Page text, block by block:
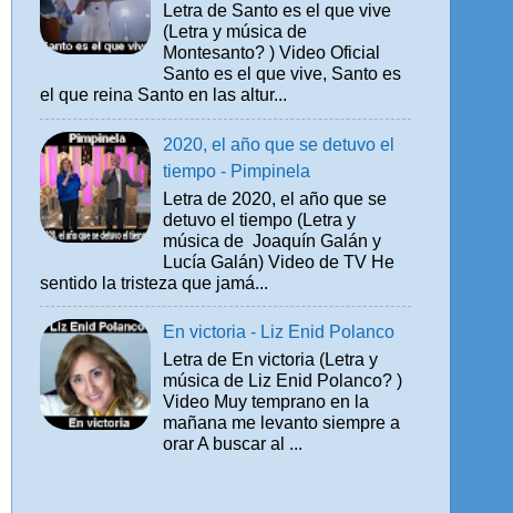
Letra de Santo es el que vive
(Letra y música de
Montesanto? ) Video Oficial
Santo es el que vive, Santo es
el que reina Santo en las altur...
2020, el año que se detuvo el
tiempo - Pimpinela
Letra de 2020, el año que se
detuvo el tiempo (Letra y
música de Joaquín Galán y
Lucía Galán) Video de TV He
sentido la tristeza que jamá...
En victoria - Liz Enid Polanco
Letra de En victoria (Letra y
música de Liz Enid Polanco? )
Video Muy temprano en la
mañana me levanto siempre a
orar A buscar al ...